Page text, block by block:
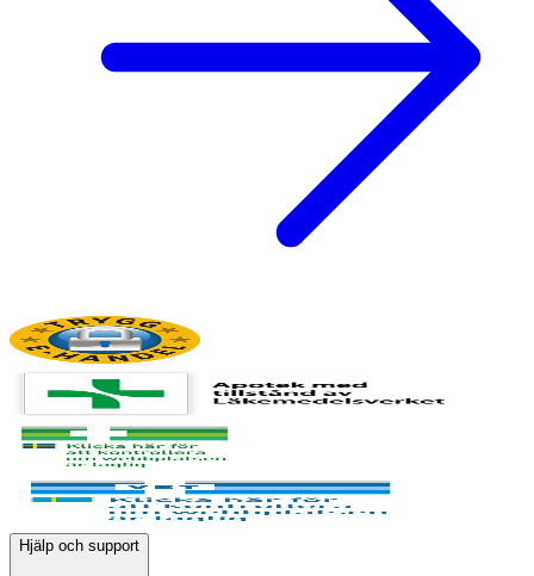
Hjälp och support